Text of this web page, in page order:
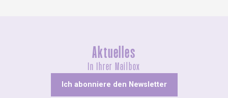
Aktuelles
In Ihrer Mailbox
Ich abonniere den Newsletter